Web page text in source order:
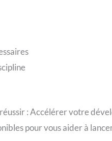
: Accélérer votre
pour vous aider à